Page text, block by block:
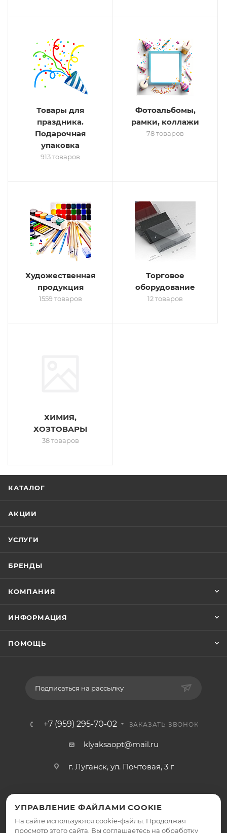
Товары для
праздника.
Подарочная
упаковка
913 товаров
Фотоальбомы,
рамки, коллажи
78 товаров
Художественная
продукция
1559 товаров
Торговое
оборудование
12 товаров
ХИМИЯ,
ХОЗТОВАРЫ
38 товаров
КАТАЛОГ
АКЦИИ
УСЛУГИ
БРЕНДЫ
КОМПАНИЯ
ИНФОРМАЦИЯ
ПОМОЩЬ
Подписаться на рассылку
+7 (959) 295-70-02 ЗАКАЗАТЬ ЗВОНОК
klyaksaopt@mail.ru
г. Луганск, ул. Почтовая, 3 г
УПРАВЛЕНИЕ ФАЙЛАМИ COOKIE
На сайте используются cookie-файлы. Продолжая
просмотр этого сайта, Вы соглашаетесь на обработку